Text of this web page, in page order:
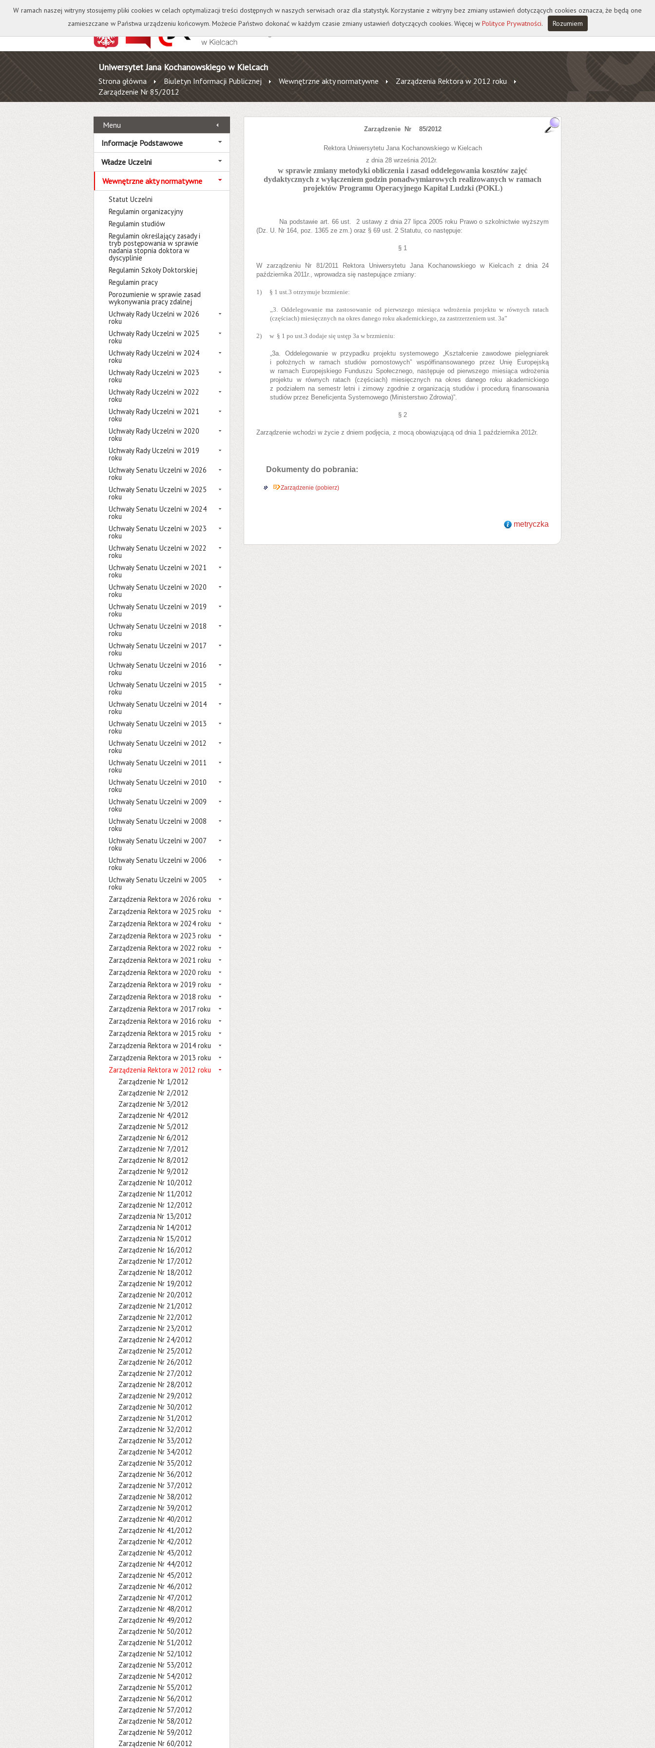
Kontakt Biblioteka Wydawnictwo Wirtualna Uczelnia A A A A
Uniwersytet Jana Kochanowskiego w Kielcach
Strona główna Biuletyn Informacji Publicznej Wewnętrzne akty normatywne
Zarządzenia Rektora w 2012 roku
Zarządzenie Nr 85/2012
Menu
Informacje Podstawowe
Władze Uczelni
Wewnętrzne akty normatywne
Statut Uczelni
Regulamin organizacyjny
Regulamin studiów
Regulamin określający zasady i
tryb postępowania w sprawie
nadania stopnia doktora w
dyscyplinie
Regulamin Szkoły Doktorskiej
Regulamin pracy
Porozumienie w sprawie zasad
wykonywania pracy zdalnej
Uchwały Rady Uczelni w 2026
roku
Uchwały Rady Uczelni w 2025
roku
Uchwały Rady Uczelni w 2024
roku
Uchwały Rady Uczelni w 2023
roku
Uchwały Rady Uczelni w 2022
roku
Uchwały Rady Uczelni w 2021
roku
Uchwały Rady Uczelni w 2020
roku
Uchwały Rady Uczelni w 2019
roku
Uchwały Senatu Uczelni w 2026
roku
Uchwały Senatu Uczelni w 2025
roku
Uchwały Senatu Uczelni w 2024
roku
Uchwały Senatu Uczelni w 2023
roku
Uchwały Senatu Uczelni w 2022
roku
Uchwały Senatu Uczelni w 2021
roku
Uchwały Senatu Uczelni w 2020
roku
Uchwały Senatu Uczelni w 2019
roku
Uchwały Senatu Uczelni w 2018
roku
Uchwały Senatu Uczelni w 2017
roku
Uchwały Senatu Uczelni w 2016
roku
Uchwały Senatu Uczelni w 2015
roku
Uchwały Senatu Uczelni w 2014
roku
Uchwały Senatu Uczelni w 2013
roku
Uchwały Senatu Uczelni w 2012
roku
Uchwały Senatu Uczelni w 2011
roku
Uchwały Senatu Uczelni w 2010
roku
Uchwały Senatu Uczelni w 2009
roku
Uchwały Senatu Uczelni w 2008
roku
Uchwały Senatu Uczelni w 2007
roku
Uchwały Senatu Uczelni w 2006
roku
Uchwały Senatu Uczelni w 2005
roku
Zarządzenia Rektora w 2026 roku
Zarządzenia Rektora w 2025 roku
Zarządzenia Rektora w 2024 roku
Zarządzenia Rektora w 2023 roku
Zarządzenia Rektora w 2022 roku
Zarządzenia Rektora w 2021 roku
Zarządzenia Rektora w 2020 roku
Zarządzenia Rektora w 2019 roku
Zarządzenia Rektora w 2018 roku
Zarządzenia Rektora w 2017 roku
Zarządzenia Rektora w 2016 roku
Zarządzenia Rektora w 2015 roku
Zarządzenia Rektora w 2014 roku
Zarządzenia Rektora w 2013 roku
Zarządzenia Rektora w 2012 roku
Zarządzenie Nr 1/2012
Zarządzenie Nr 2/2012
Zarządzenie Nr 3/2012
Zarządzenie Nr 4/2012
Zarządzenie Nr 5/2012
Zarządzenie Nr 6/2012
Zarządzenie Nr 7/2012
Zarządzenie Nr 8/2012
Zarządzenie Nr 9/2012
Zarządzenie Nr 10/2012
Zarządzenie Nr 11/2012
Zarządzenie Nr 12/2012
Zarządzenia Nr 13/2012
Zarządzenia Nr 14/2012
Zarządzenia Nr 15/2012
Zarządzenie Nr 16/2012
Zarządzenie Nr 17/2012
Zarządzenie Nr 18/2012
Zarządzenie Nr 19/2012
Zarządzenie Nr 20/2012
Zarządzenie Nr 21/2012
Zarządzenie Nr 22/2012
Zarządzenie Nr 23/2012
Zarządzenie Nr 24/2012
Zarządzenie Nr 25/2012
Zarządzenie Nr 26/2012
Zarządzenie Nr 27/2012
Zarządzenie Nr 28/2012
Zarządzenie Nr 29/2012
Zarządzenie Nr 30/2012
Zarządzenie Nr 31/2012
Zarządzenie Nr 32/2012
Zarządzenie Nr 33/2012
Zarządzenie Nr 34/2012
Zarządzenie Nr 35/2012
Zarządzenie Nr 36/2012
Zarządzenie Nr 37/2012
Zarządzenie Nr 38/2012
Zarządzenie Nr 39/2012
Zarządzenie Nr 40/2012
Zarządzenie Nr 41/2012
Zarządzenie Nr 42/2012
Zarządzenie Nr 43/2012
Zarządzenie Nr 44/2012
Zarządzenie Nr 45/2012
Zarządzenie Nr 46/2012
Zarządzenie Nr 47/2012
Zarządzenie Nr 48/2012
Zarządzenie Nr 49/2012
Zarządzenie Nr 50/2012
Zarządzenie Nr 51/2012
Zarządzenie Nr 52/1012
Zarządzenie Nr 53/2012
Zarządzenie Nr 54/2012
Zarządzenie Nr 55/2012
Zarządzenie Nr 56/2012
Zarządzenie Nr 57/2012
Zarządzenie Nr 58/2012
Zarządzenie Nr 59/2012
Zarządzenie Nr 60/2012
Zarządzenie Nr 85/2012
Rektora Uniwersytetu Jana Kochanowskiego w Kielcach
z dnia 28 września 2012r.
w sprawie zmiany metodyki obliczenia i zasad oddelegowania kosztów zajęć
dydaktycznych z wyłączeniem godzin ponadwymiarowych realizowanych w ramach
projektów Programu Operacyjnego Kapitał Ludzki (POKL)
Na podstawie art. 66 ust.
2 ustawy z dnia 27 lipca 2005 roku Prawo o szkolnictwie wyższym
(Dz. U. Nr 164, poz. 1365 ze zm.) oraz § 69 ust. 2 Statutu, co następuje:
§ 1
W zarządzeniu Nr 81/2011 Rektora Uniwersytetu Jana Kochanowskiego w Kielcach z dnia 24
października 2011r., wprowadza się nastepujące zmiany:
1) § 1 ust.3 otrzymuje brzmienie:
„3. Oddelegowanie ma zastosowanie od pierwszego miesiąca wdrożenia projektu w równych ratach
(częściach) miesięcznych na okres danego roku akademickiego, za zastrzerzeniem ust. 3a”
2) w § 1 po ust.3 dodaje się ustęp 3a w brzmieniu:
„3a. Oddelegowanie w przypadku projektu systemowego „Kształcenie zawodowe pielęgniarek
i położnych w ramach studiów pomostowych” współfinansowanego przez Unię Europejską
w ramach Europejskiego Funduszu Społecznego, następuje od pierwszego miesiąca wdrożenia
projektu w równych ratach (częściach) miesięcznych na okres danego roku akademickiego
z podziałem na semestr letni i zimowy zgodnie z organizacją studiów i procedurą finansowania
studiów przez Beneficjenta Systemowego (Ministerstwo Zdrowia)”.
§ 2
Zarządzenie wchodzi w życie z dniem podjęcia, z mocą obowiązującą od dnia 1 października 2012r.
Dokumenty do pobrania:
Zarządzenie (pobierz)
metryczka
W ramach naszej witryny stosujemy pliki cookies w celach optymalizacji treści dostępnych w naszych serwisach oraz dla statystyk. Korzystanie z witryny bez zmiany ustawień dotyczących cookies oznacza, że będą one
zamieszczane w Państwa urządzeniu końcowym. Możecie Państwo dokonać w każdym czasie zmiany ustawień dotyczących cookies. Więcej w Polityce Prywatności. Rozumiem